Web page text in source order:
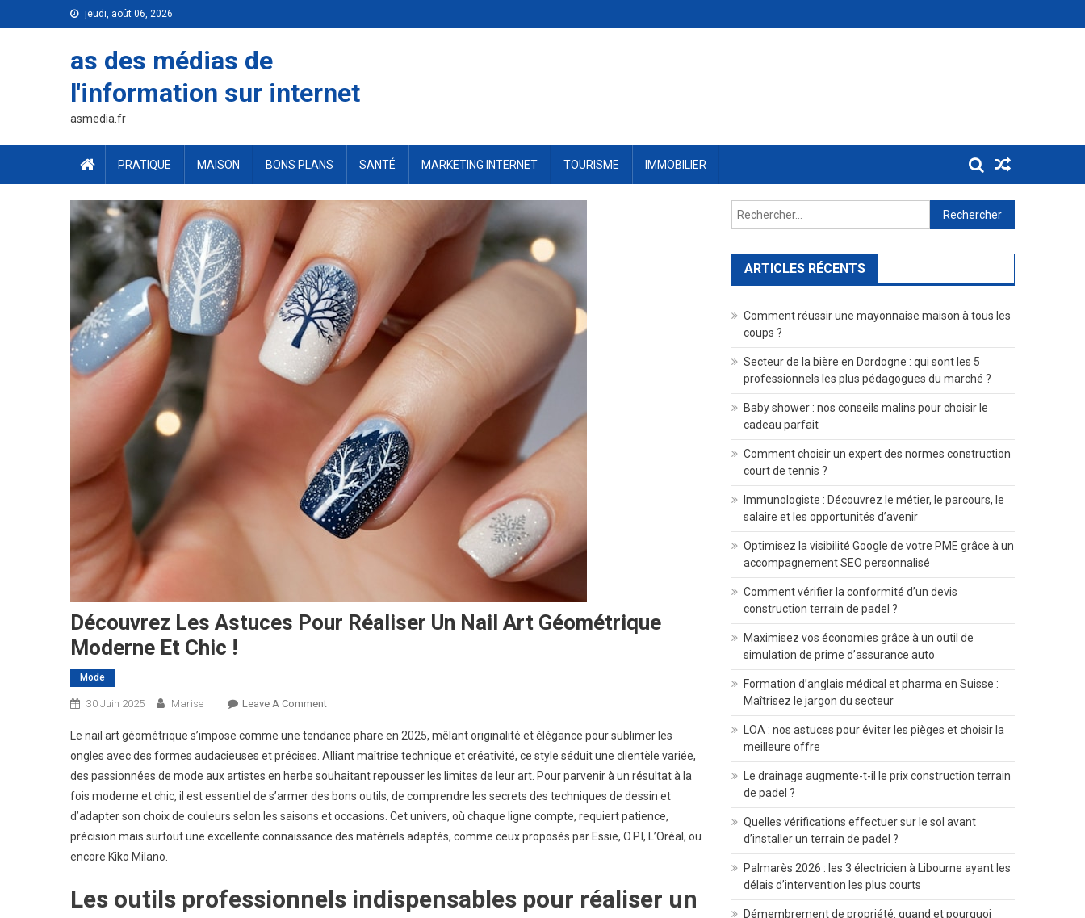
to
jeudi, août 06, 2026
as des médias de
l'information sur internet
asmedia.fr
PRATIQUE MAISON BONS PLANS SANTÉ MARKETING INTERNET TOURISME IMMOBILIER
Découvrez Les Astuces Pour Réaliser Un Nail Art Géométrique
Moderne Et Chic !
Mode
30 Juin 2025 Marise Leave A CommentOn
Les
Astuces
Pour
Réaliser
Un
Nail
Moderne
Et
Le nail art géométrique s’impose comme une tendance phare en 2025, mêlant originalité et élégance pour sublimer les
ongles avec des formes audacieuses et précises. Alliant maîtrise technique et créativité, ce style séduit une clientèle variée,
des passionnées de mode aux artistes en herbe souhaitant repousser les limites de leur art. Pour parvenir à un résultat à la
fois moderne et chic, il est essentiel de s’armer des bons outils, de comprendre les secrets des techniques de dessin et
d’adapter son choix de couleurs selon les saisons et occasions. Cet univers, où chaque ligne compte, requiert patience,
précision mais surtout une excellente connaissance des matériels adaptés, comme ceux proposés par Essie, O.P.I, L’Oréal, ou
encore Kiko Milano.
Les outils professionnels indispensables pour réaliser un
Rechercher :
ARTICLES RÉCENTS
Comment réussir une mayonnaise maison à tous les
coups ?
Secteur de la bière en Dordogne : qui sont les 5
professionnels les plus pédagogues du marché ?
Baby shower : nos conseils malins pour choisir le
cadeau parfait
Comment choisir un expert des normes construction
court de tennis ?
Immunologiste : Découvrez le métier, le parcours, le
salaire et les opportunités d’avenir
Optimisez la visibilité Google de votre PME grâce à un
accompagnement SEO personnalisé
Comment vérifier la conformité d’un devis
construction terrain de padel ?
Maximisez vos économies grâce à un outil de
simulation de prime d’assurance auto
Formation d’anglais médical et pharma en Suisse :
Maîtrisez le jargon du secteur
LOA : nos astuces pour éviter les pièges et choisir la
meilleure offre
Le drainage augmente-t-il le prix construction terrain
de padel ?
Quelles vérifications effectuer sur le sol avant
d’installer un terrain de padel ?
Palmarès 2026 : les 3 électricien à Libourne ayant les
délais d’intervention les plus courts
Démembrement de propriété: quand et pourquoi